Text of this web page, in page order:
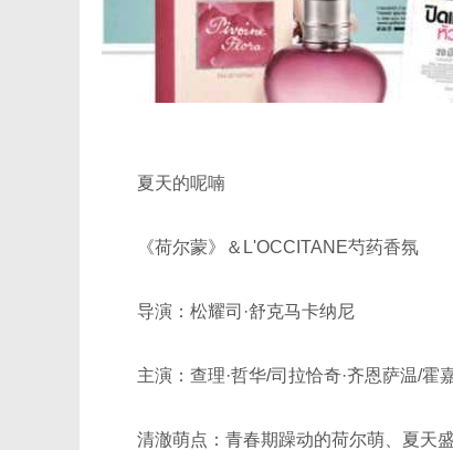
夏天的呢喃
《荷尔蒙》＆L'OCCITANE芍药香氛
导演：松耀司·舒克马卡纳尼
主演：查理·哲华/司拉恰奇·齐恩萨温/霍
清澈萌点：青春期躁动的荷尔萌、夏天盛